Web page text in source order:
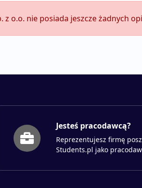
z o.o. nie posiada jeszcze żadnych
Jesteś pracodawcą?
Reprezentujesz firmę
Students.pl jako